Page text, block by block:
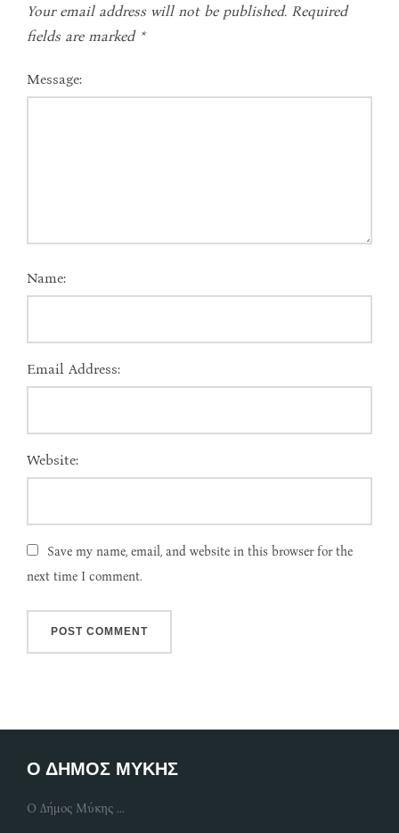
Your email address will not be published. Required
fields are marked *
Message:
Name:
Email Address:
Website:
Save my name, email, and website in this browser for the
next time I comment.
Ο ΔΗΜΟΣ ΜΥΚΗΣ
Ο Δήμος Μύκης ...